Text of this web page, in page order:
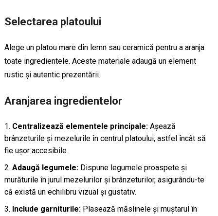
Selectarea platoului
Alege un platou mare din lemn sau ceramică pentru a aranja
toate ingredientele. Aceste materiale adaugă un element
rustic și autentic prezentării.
Aranjarea ingredientelor
Centralizează elementele principale:Așează
brânzeturile și mezelurile în centrul platoului, astfel încât să
fie ușor accesibile.
Adaugă legumele:Dispune legumele proaspete și
murăturile în jurul mezelurilor și brânzeturilor, asigurându-te
că există un echilibru vizual și gustativ.
Include garniturile:Plasează măslinele și muștarul în